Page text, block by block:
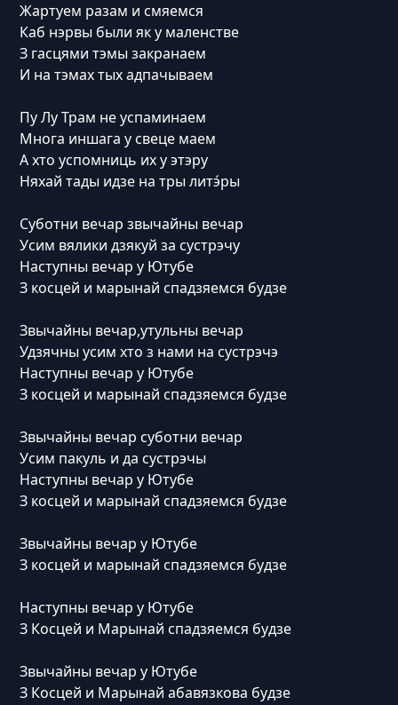
Жартуем разам и смяемся
Каб нэрвы были як у маленстве
З гасцями тэмы закранаем
И на тэмах тых адпачываем
Пу Лу Трам не успаминаем
Многа иншага у свеце маем
А хто успомниць их у этэру
Няхай тады идзе на тры литэ́ры
Суботни вечар звычайны вечар
Усим вялики дзякуй за сустрэчу
Наступны вечар у Ютубе
З косцей и марынай спадзяемся будзе
Звычайны вечар,утульны вечар
Удзячны усим хто з нами на сустрэчэ
Наступны вечар у Ютубе
З косцей и марынай спадзяемся будзе
Звычайны вечар суботни вечар
Усим пакуль и да сустрэчы
Наступны вечар у Ютубе
З косцей и марынай спадзяемся будзе
Звычайны вечар у Ютубе
З косцей и марынай спадзяемся будзе
Наступны вечар у Ютубе
З Косцей и Марынай спадзяемся будзе
Звычайны вечар у Ютубе
З Косцей и Марынай абавязкова будзе